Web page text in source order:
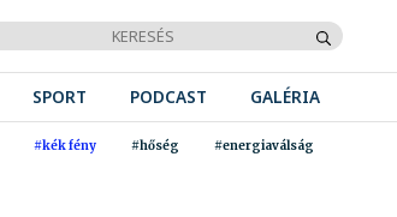
SPORT PODCAST GALÉRIA
#kék fény #hőség #energiaválság